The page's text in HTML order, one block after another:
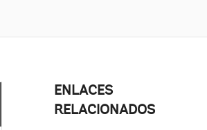
ENLACES
RELACIONADOS